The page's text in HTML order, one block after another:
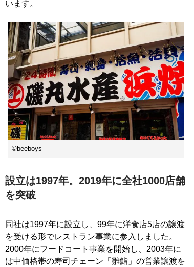
います。
©beeboys
設立は1997年。2019年に全社1000店舗
を突破
同社は1997年に設立し、99年に洋食店5店の譲渡
を受ける形でレストラン事業に参入しました。
2000年にフードコート事業を開始し、2003年に
は中価格帯の寿司チェーン「雛鮨」の営業譲渡を